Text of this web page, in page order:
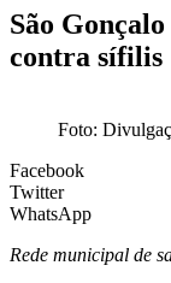
São
contra sífilis
Foto:
Facebook
Twitter
WhatsApp
Rede municipal de